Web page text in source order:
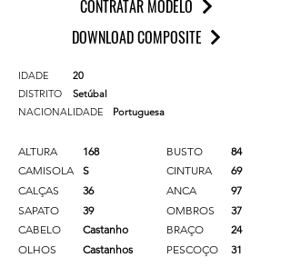
CONTRATAR MODELO
DOWNLOAD COMPOSITE
IDADE
20
DISTRITO
Setúbal
NACIONALIDADE
Portuguesa
ALTURA
168
CAMISOLA
S
CALÇAS
36
SAPATO
39
CABELO
Castanho
OLHOS
Castanhos
BUSTO
84
CINTURA
69
ANCA
97
OMBROS
37
BRAÇO
24
PESCOÇO
31